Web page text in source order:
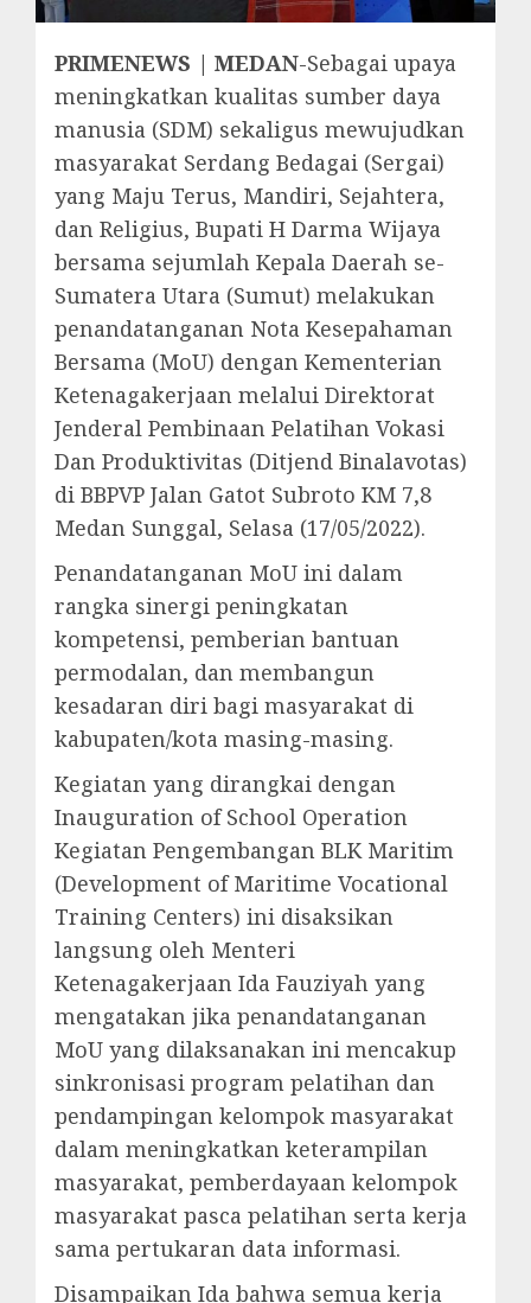
PRIMENEWS | MEDAN-Sebagai upaya
meningkatkan kualitas sumber daya
manusia (SDM) sekaligus mewujudkan
masyarakat Serdang Bedagai (Sergai)
yang Maju Terus, Mandiri, Sejahtera,
dan Religius, Bupati H Darma Wijaya
bersama sejumlah Kepala Daerah se-
Sumatera Utara (Sumut) melakukan
penandatanganan Nota Kesepahaman
Bersama (MoU) dengan Kementerian
Ketenagakerjaan melalui Direktorat
Jenderal Pembinaan Pelatihan Vokasi
Dan Produktivitas (Ditjend Binalavotas)
di BBPVP Jalan Gatot Subroto KM 7,8
Medan Sunggal, Selasa (17/05/2022).
Penandatanganan MoU ini dalam
rangka sinergi peningkatan
kompetensi, pemberian bantuan
permodalan, dan membangun
kesadaran diri bagi masyarakat di
kabupaten/kota masing-masing.
Kegiatan yang dirangkai dengan
Inauguration of School Operation
Kegiatan Pengembangan BLK Maritim
(Development of Maritime Vocational
Training Centers) ini disaksikan
langsung oleh Menteri
Ketenagakerjaan Ida Fauziyah yang
mengatakan jika penandatanganan
MoU yang dilaksanakan ini mencakup
sinkronisasi program pelatihan dan
pendampingan kelompok masyarakat
dalam meningkatkan keterampilan
masyarakat, pemberdayaan kelompok
masyarakat pasca pelatihan serta kerja
sama pertukaran data informasi.
Disampaikan Ida bahwa semua kerja